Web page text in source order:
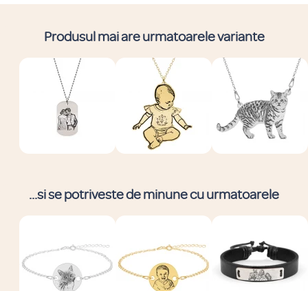
Produsul mai are urmatoarele variante
...si se potriveste de minune cu urmatoarele